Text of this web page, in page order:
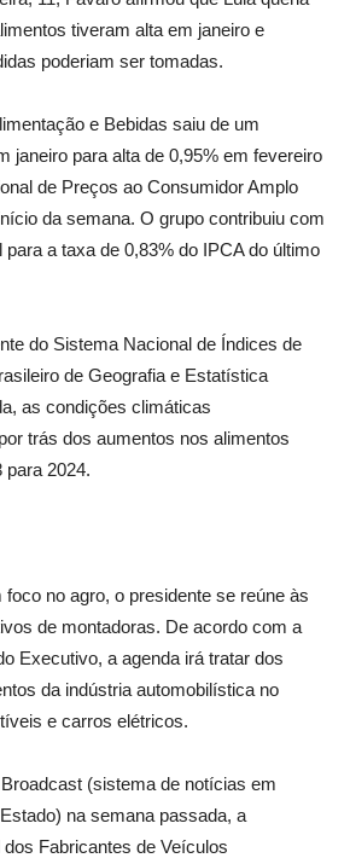
tiveram alta em janeiro e
poderiam ser tomadas.
e Bebidas saiu de um
janeiro para alta de 0,95% em fevereiro
de Preços ao Consumidor Amplo
da semana. O grupo contribuiu com
para a taxa de 0,83% do IPCA do último
do Sistema Nacional de Índices de
de Geografia e Estatística
as condições climáticas
trás dos aumentos nos alimentos
para 2024.
no agro, o presidente se reúne às
de montadoras. De acordo com a
Executivo, a agenda irá tratar dos
da indústria automobilística no
e carros elétricos.
(sistema de notícias em
na semana passada, a
Fabricantes de Veículos